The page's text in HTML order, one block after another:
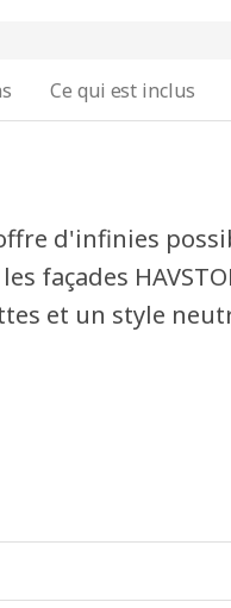
Ce qui est inclus
d'infinies
façades
et un style